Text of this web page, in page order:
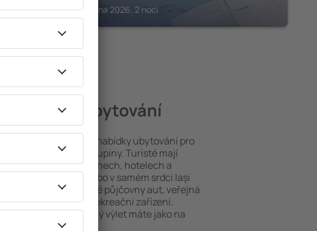
Jasy, 14 srpna 2026, 2 noci
– nejlepší ubytování
vybrat ze široké nabídky ubytování pro
seniory nebo skupiny. Turisté mají
v různých apartmánech, hotelech a
oblastech nebo v samém srdci Iași
výhody patří i nedaleké půjčovny aut, veřejná
restaurační a rekreační zařízení.
pro nezapomenutelný výlet máte jako na